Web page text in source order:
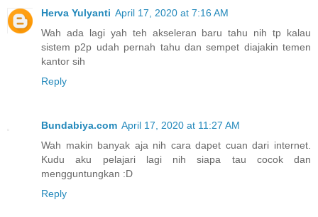
Herva Yulyanti April 17, 2020 at 7:16 AM
Wah ada lagi yah teh akseleran baru tahu nih tp kalau
sistem p2p udah pernah tahu dan sempet diajakin temen
kantor sih
Reply
Bundabiya.com April 17, 2020 at 11:27 AM
Wah makin banyak aja nih cara dapet cuan dari internet.
Kudu aku pelajari lagi nih siapa tau cocok dan
mengguntungkan :D
Reply